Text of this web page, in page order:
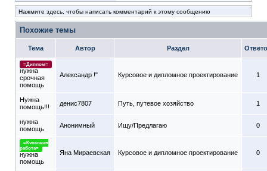
Нажмите здесь, чтобы написать комментарий к этому сообщению
Похожие темы
Тема Автор Раздел
=Диплом=
нужна
срочная
помощь
Александр !" Курсовое и дипломное проектирование 1
Нужна
помощь!!!
денис7807 Путь, путевое хозяйство 1
нужна
помощь
Анонимный Ищу/Предлагаю 0
=Курсовая
работа=
нужна
помощь
Яна Мираевская Курсовое и дипломное проектирование 0